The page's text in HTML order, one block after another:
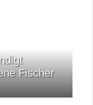
Fischer